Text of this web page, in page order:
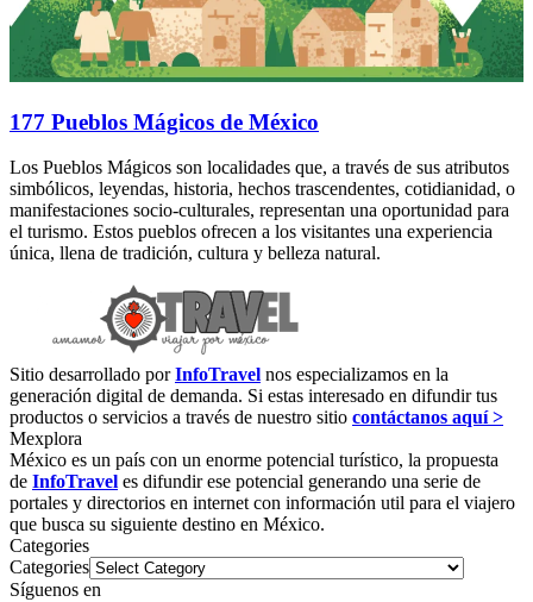
177 Pueblos Mágicos de México
Los Pueblos Mágicos son localidades que, a través de sus atributos
simbólicos, leyendas, historia, hechos trascendentes, cotidianidad, o
manifestaciones socio-culturales, representan una oportunidad para
el turismo. Estos pueblos ofrecen a los visitantes una experiencia
única, llena de tradición, cultura y belleza natural.
Sitio desarrollado porInfoTravel nos especializamos en la
generación digital de demanda. Si estas interesado en difundir tus
productos o servicios a través de nuestro sitio contáctanos aquí >
Mexplora
México es un país con un enorme potencial turístico, la propuesta
de InfoTravel es difundir ese potencial generando una serie de
portales y directorios en internet con información util para el viajero
que busca su siguiente destino en México.
Categories
Categories
Síguenos en